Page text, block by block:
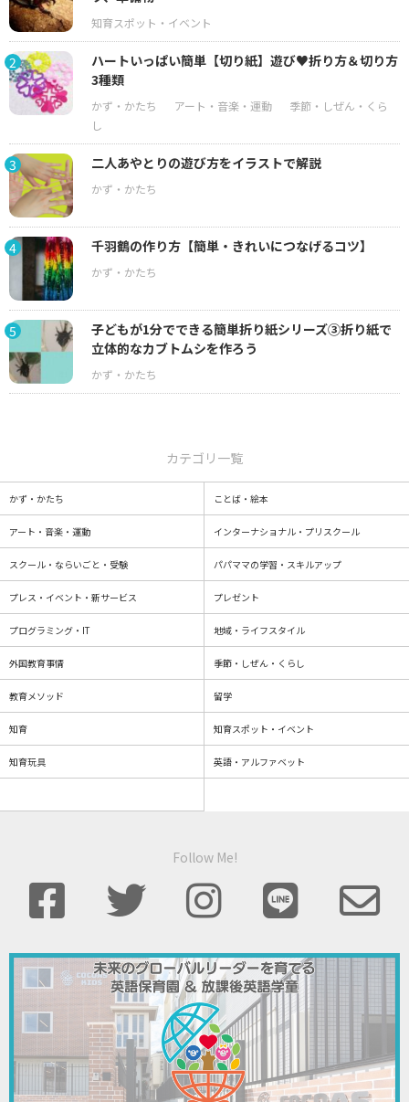
2
ハートいっぱい簡単【切り紙】遊び♥折り方＆切り方
3種類
3 二人あやとりの遊び方をイラストで解説
4 千羽鶴の作り方【簡単・きれいにつなげるコツ】
5
子どもが1分でできる簡単折り紙シリーズ③折り紙で
立体的なカブトムシを作ろう
カテゴリ一覧
かず・かたち ことば・絵本
アート・音楽・運動 インターナショナル・プリスクール
スクール・ならいごと・受験 パパママの学習・スキルアップ
プレス・イベント・新サービス プレゼント
プログラミング・IT 地域・ライフスタイル
外国教育事情 季節・しぜん・くらし
教育メソッド 留学
知育 知育スポット・イベント
知育玩具 英語・アルファベット
Follow Me!